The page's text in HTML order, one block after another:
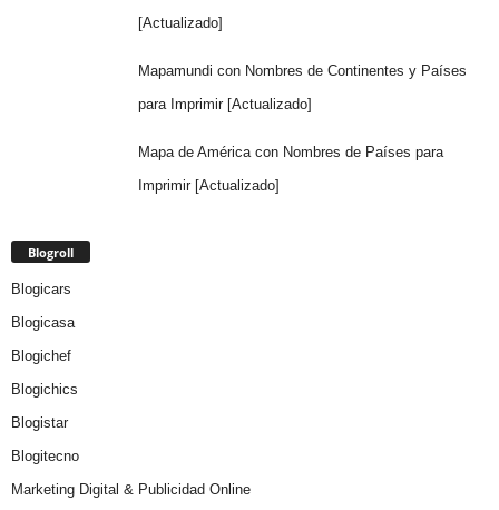
[Actualizado]
Mapamundi con Nombres de Continentes y Países
para Imprimir [Actualizado]
Mapa de América con Nombres de Países para
Imprimir [Actualizado]
Blogroll
Blogicars
Blogicasa
Blogichef
Blogichics
Blogistar
Blogitecno
Marketing Digital & Publicidad Online